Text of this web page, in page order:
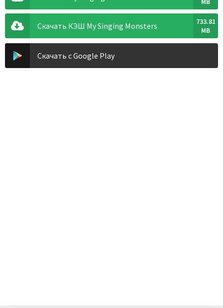
Скачать КЭШ My Singing Monsters
733.81
MB
Скачать с Google Play